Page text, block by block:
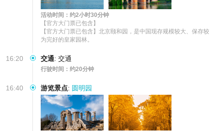
活动时间：约2小时30分钟
【官方大门票已包含】
【官方大门票已包含】北京颐和园，是中国现存规模较大、保存较
为完好的皇家园林。
16:20 交通: 交通
行驶时间：约20分钟
16:40 游览景点: 圆明园